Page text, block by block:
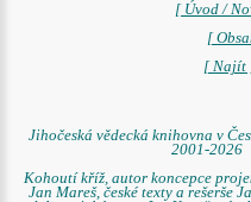
[ Úvod /
[
[ Najít
Jihočeská vědecká knihovna v
2001-2026
Kohoutí kříž, autor koncepce
Jan Mareš, české texty a rešerše